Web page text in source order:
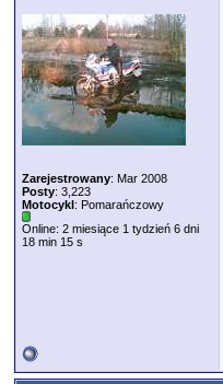
Zarejestrowany: Mar 2008
Posty: 3,223
Motocykl: Pomarańczowy
Online: 2 miesiące 1 tydzień 6 dni
18 min 15 s